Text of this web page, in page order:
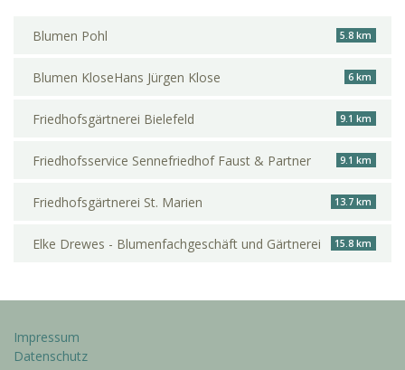
Blumen Pohl 5.8 km
Blumen KloseHans Jürgen Klose 6 km
Friedhofsgärtnerei Bielefeld 9.1 km
Friedhofsservice Sennefriedhof Faust & Partner 9.1 km
Friedhofsgärtnerei St. Marien 13.7 km
Elke Drewes - Blumenfachgeschäft und Gärtnerei 15.8 km
Impressum
Datenschutz